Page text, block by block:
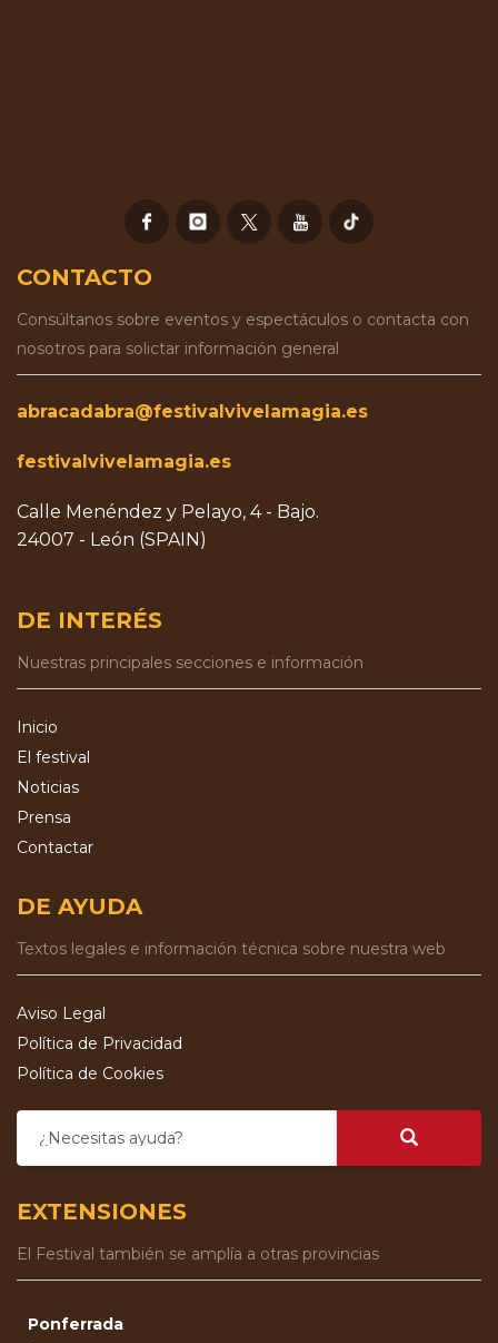
CONTACTO
Consúltanos sobre eventos y espectáculos o contacta con
nosotros para solictar información general
abracadabra@festivalvivelamagia.es
festivalvivelamagia.es
Calle Menéndez y Pelayo, 4 - Bajo.
24007 - León (SPAIN)
DE INTERÉS
Nuestras principales secciones e información
Inicio
El festival
Noticias
Prensa
Contactar
DE AYUDA
Textos legales e información técnica sobre nuestra web
Aviso Legal
Política de Privacidad
Política de Cookies
¿Necesitas ayuda?
EXTENSIONES
El Festival también se amplía a otras provincias
Ponferrada